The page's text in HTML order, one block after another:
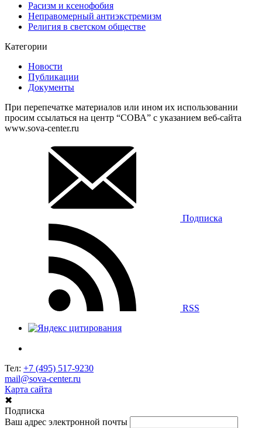
Расизм и ксенофобия
Неправомерный антиэкстремизм
Религия в светском обществе
Категории
Новости
Публикации
Документы
При перепечатке материалов или ином их использовании
просим ссылаться на центр “СОВА” с указанием веб-сайта
www.sova-center.ru
Подписка
RSS
Тел: +7 (495) 517-9230
mail@sova-center.ru
Карта сайта
✖
Подписка
Ваш адрес электронной почты